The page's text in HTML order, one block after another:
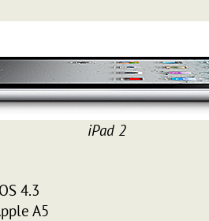
iPad 2
4.3
A5